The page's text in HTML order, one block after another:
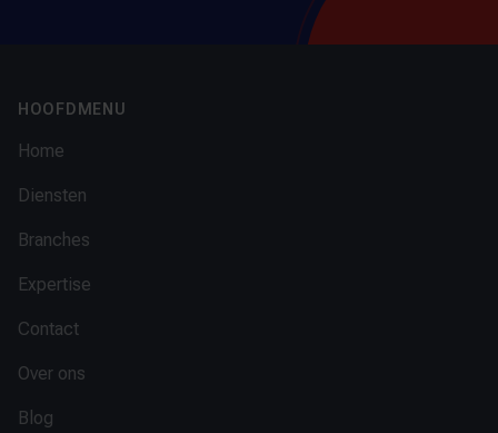
HOOFDMENU
Home
Diensten
Branches
Expertise
Contact
Over ons
Blog